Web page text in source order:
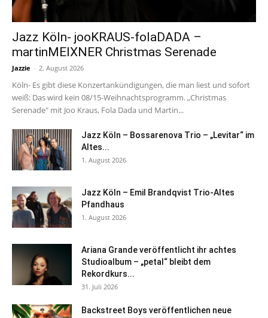
Jazz Köln- jooKRAUS-folaDADA –
martinMEIXNER Christmas Serenade
Jazzie - 2. August 2026
Köln- Es gibt diese Konzertankündigungen, die man liest und sofort
weiß: Das wird kein 08/15-Weihnachtsprogramm. „Christmas
Serenade" mit Joo Kraus, Fola Dada und Martin...
Jazz Köln – Bossarenova Trio – „Levitar“ im
Altes...
1. August 2026
Jazz Köln – Emil Brandqvist Trio-Altes
Pfandhaus
1. August 2026
Ariana Grande veröffentlicht ihr achtes
Studioalbum – „petal“ bleibt dem
Rekordkurs...
31. Juli 2026
Backstreet Boys veröffentlichen neue